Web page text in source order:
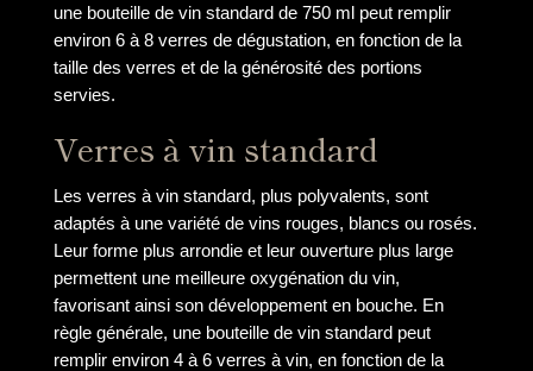
une bouteille de vin standard de 750 ml peut remplir
environ 6 à 8 verres de dégustation, en fonction de la
taille des verres et de la générosité des portions
servies.
Verres à vin standard
Les verres à vin standard, plus polyvalents, sont
adaptés à une variété de vins rouges, blancs ou rosés.
Leur forme plus arrondie et leur ouverture plus large
permettent une meilleure oxygénation du vin,
favorisant ainsi son développement en bouche. En
règle générale, une bouteille de vin standard peut
remplir environ 4 à 6 verres à vin, en fonction de la